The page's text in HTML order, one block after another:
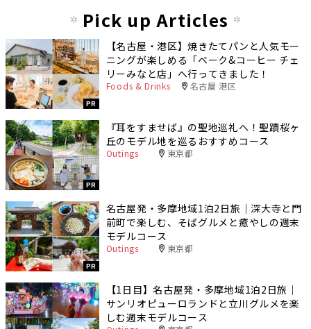
Pick up Articles
PR
【名古屋・港区】焼きたてパンと人気モー
ニングが楽しめる「ベーク&コーヒー チェ
リーみなと店」へ行ってきました！
Foods & Drinks 名古屋 港区
PR
『耳をすませば』の聖地巡礼へ！聖蹟桜ヶ
丘のモデル地を巡るおすすめコース
Outings 東京都
PR
名古屋発・多摩地域1泊2日旅｜深大寺と門
前町で楽しむ、そばグルメと癒やしの週末
モデルコース
Outings 東京都
【1日目】名古屋発・多摩地域1泊2日旅｜
サンリオピューロランドと立川グルメを楽
しむ週末モデルコース